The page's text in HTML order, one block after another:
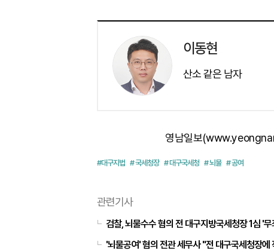
이동현
산소 같은 남자
영남일보
#대구지법 # 국세청장 # 대구국세청 # 뇌물 # 공여
관련기사
검찰, 뇌물수수 혐의 전 대구지방국세청장 1심 '
'뇌물공여' 혐의 전관 세무사 "전 대구국세청장에